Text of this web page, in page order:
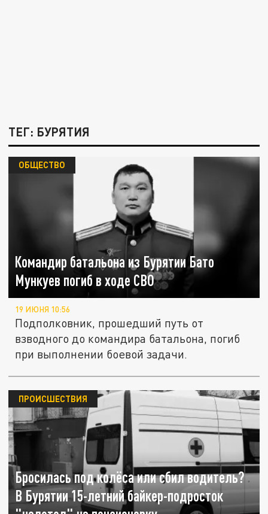
ТЕГ: БУРЯТИЯ
Командир батальона из Бурятии Бато
Мункуев погиб в ходе СВО
ОБЩЕСТВО
19 ИЮНЯ 10:56
Подполковник, прошедший путь от
взводного до командира батальона, погиб
при выполнении боевой задачи.
Бросилась под колёса или сбил водитель?
В Бурятии 15-летний байкер-подросток
ПРОИСШЕСТВИЯ